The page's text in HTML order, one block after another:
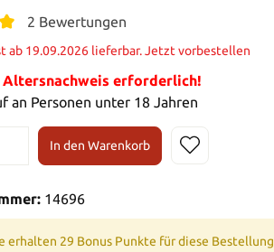
2 Bewertungen
ab 19.09.2026 lieferbar. Jetzt vorbestellen
Altersnachweis erforderlich!
an Personen unter 18 Jahren
In den Warenkorb
14696
erhalten 29 Bonus Punkte für diese Bestellung